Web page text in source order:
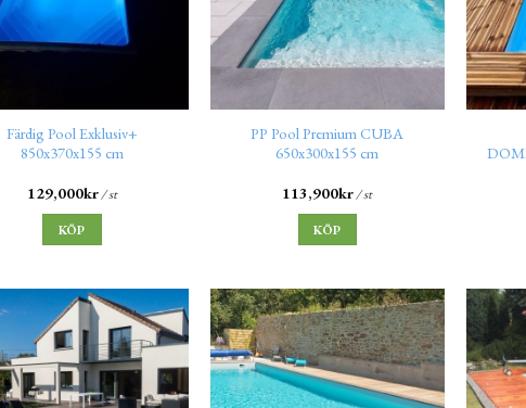
Färdig Pool Exklusiv+
850x370x155 cm
129,000kr/ st
KÖP
PP Pool Premium CUBA
650x300x155 cm
113,900kr/ st
KÖP